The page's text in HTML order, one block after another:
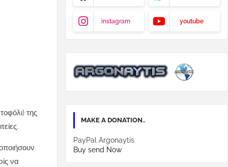
της
να
instagram youtube
MAKE A DONATION..
PayPal Argonaytis
Buy send Now